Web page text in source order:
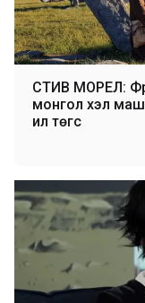
СТИВ МОРЕЛ:
монгол хэл маш
илүү төгс